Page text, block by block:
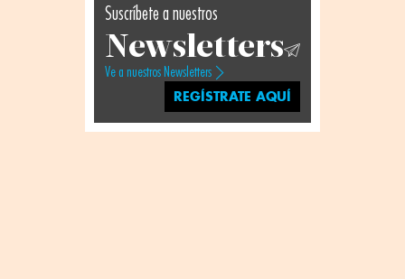
Suscríbete a nuestros
Newsletters
Ve a nuestros Newsletters
REGÍSTRATE AQUÍ